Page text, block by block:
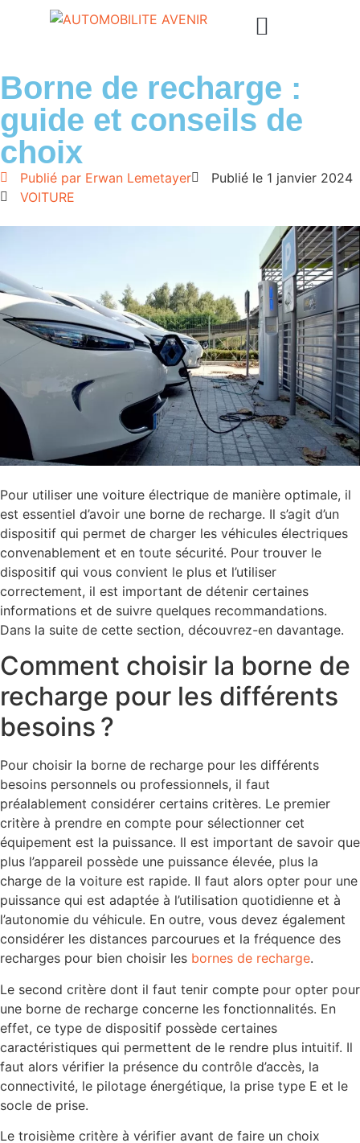
Borne de recharge :
guide et conseils de
choix
Publié par Erwan Lemetayer Publié le 1 janvier 2024
VOITURE
Pour utiliser une voiture électrique de manière optimale, il
est essentiel d’avoir une borne de recharge. Il s’agit d’un
dispositif qui permet de charger les véhicules électriques
convenablement et en toute sécurité. Pour trouver le
dispositif qui vous convient le plus et l’utiliser
correctement, il est important de détenir certaines
informations et de suivre quelques recommandations.
Dans la suite de cette section, découvrez-en davantage.
Comment choisir la borne de
recharge pour les différents
besoins ?
Pour choisir la borne de recharge pour les différents
besoins personnels ou professionnels, il faut
préalablement considérer certains critères. Le premier
critère à prendre en compte pour sélectionner cet
équipement est la puissance. Il est important de savoir que
plus l’appareil possède une puissance élevée, plus la
charge de la voiture est rapide. Il faut alors opter pour une
puissance qui est adaptée à l’utilisation quotidienne et à
l’autonomie du véhicule. En outre, vous devez également
considérer les distances parcourues et la fréquence des
recharges pour bien choisir les bornes de recharge.
Le second critère dont il faut tenir compte pour opter pour
une borne de recharge concerne les fonctionnalités. En
effet, ce type de dispositif possède certaines
caractéristiques qui permettent de le rendre plus intuitif. Il
faut alors vérifier la présence du contrôle d’accès, la
connectivité, le pilotage énergétique, la prise type E et le
socle de prise.
Le troisième critère à vérifier avant de faire un choix